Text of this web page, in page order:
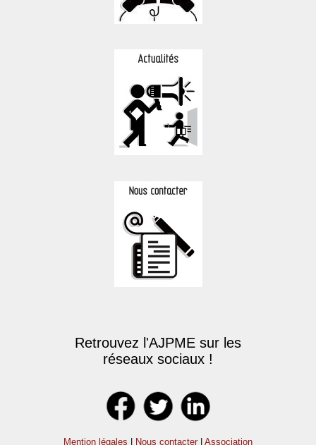
Retrouvez l'AJPME sur les
réseaux sociaux !
Mention légales | Nous contacter | Association